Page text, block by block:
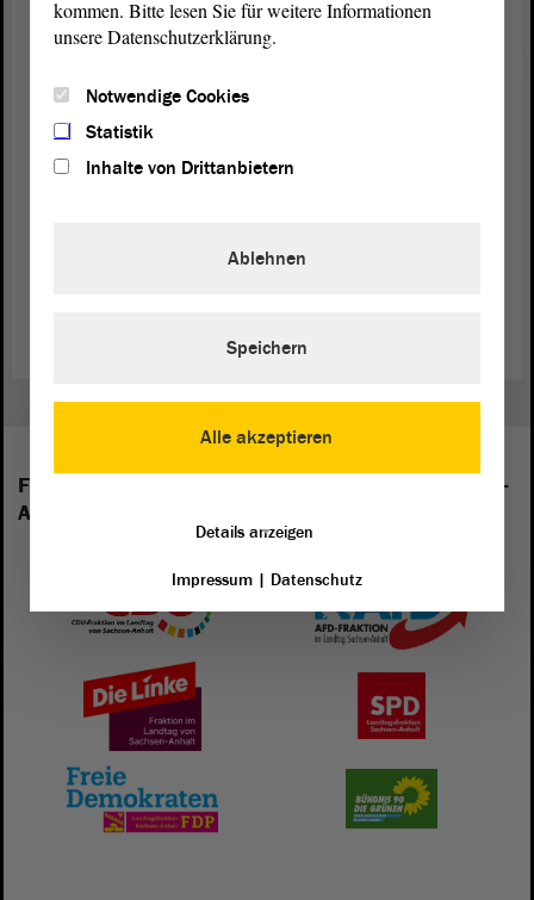
Russland)
Landessprache: Armenisch (eigenständige
Russisch
Parlament: Nationalversammlung: eine
Kammer mit 131 Sitzen
Folgende Fraktionen sind im Landtag von Sachsen-
Anhalt vertreten:
kommen. Bitte lesen Sie für weitere Informationen
unsere Datenschutzerklärung.
Notwendige Cookies
Statistik
Inhalte von Drittanbietern
Alle akzeptieren
Ablehnen
Speichern
Details anzeigen
Impressum| Datenschutz